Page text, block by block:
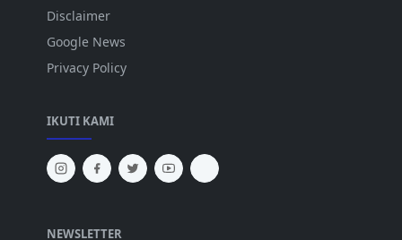
Disclaimer
Google News
Privacy Policy
IKUTI KAMI
NEWSLETTER